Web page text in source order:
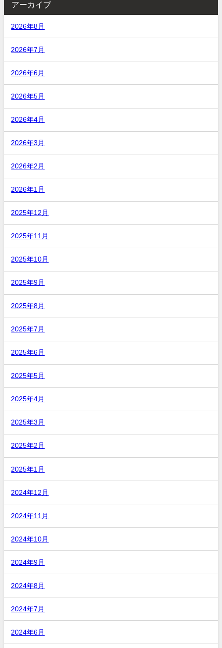
アーカイブ
2026年8月
2026年7月
2026年6月
2026年5月
2026年4月
2026年3月
2026年2月
2026年1月
2025年12月
2025年11月
2025年10月
2025年9月
2025年8月
2025年7月
2025年6月
2025年5月
2025年4月
2025年3月
2025年2月
2025年1月
2024年12月
2024年11月
2024年10月
2024年9月
2024年8月
2024年7月
2024年6月